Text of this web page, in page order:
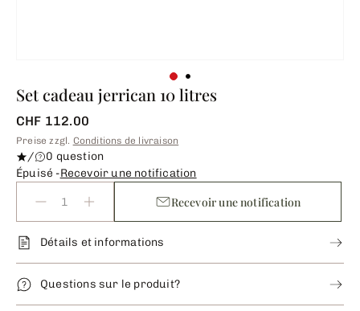
Set cadeau jerrican 10 litres
CHF 112.00
Preise zzgl. Conditions de livraison
/
0 question
Épuisé -Recevoir une notification
Recevoir une notification
Détails et informations
Questions sur le produit?